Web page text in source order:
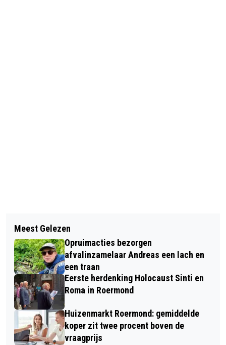
‘DE HIEËR VANNE BAEDELIEËR’
RED BULL RACING EN FORD
BEVESTIGEN PRESENTATIEDATUM
SEIZOEN 2026
Meest Gelezen
Opruimacties bezorgen
afvalinzamelaar Andreas een lach en
een traan
Eerste herdenking Holocaust Sinti en
Roma in Roermond
Huizenmarkt Roermond: gemiddelde
koper zit twee procent boven de
vraagprijs